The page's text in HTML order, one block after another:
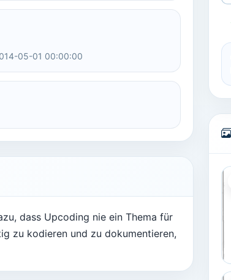
05-01 00:00:00
dass Upcoding nie ein Thema für
zu kodieren und zu dokumentieren,